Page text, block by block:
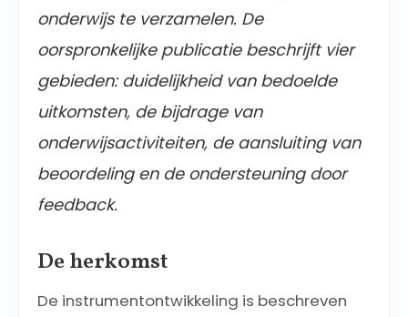
onderwijs te verzamelen. De
oorspronkelijke publicatie beschrijft vier
gebieden: duidelijkheid van bedoelde
uitkomsten, de bijdrage van
onderwijsactiviteiten, de aansluiting van
beoordeling en de ondersteuning door
feedback.
De herkomst
De instrumentontwikkeling is beschreven